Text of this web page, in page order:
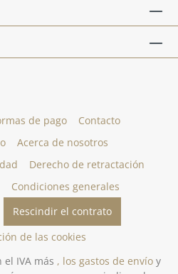
de pago
Contacto
Acerca de nosotros
Derecho de retractación
Condiciones generales
Rescindir el contrato
de las cookies
IVA más , los gastos de envío y